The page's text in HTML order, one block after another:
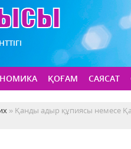
ҚОҒАМ САЯСАТ
» Қанды адыр құпиясы немесе